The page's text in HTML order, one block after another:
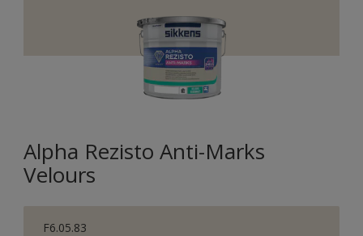
Alpha Rezisto Anti-Marks
Velours
F6.05.83